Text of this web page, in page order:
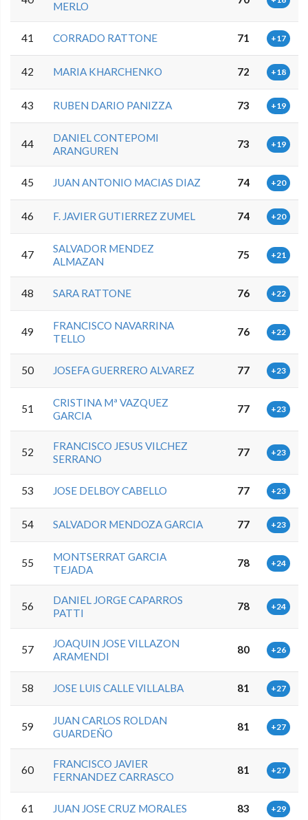
MERLO
41 CORRADO RATTONE 71 +17
42 MARIA KHARCHENKO 72 +18
43 RUBEN DARIO PANIZZA 73 +19
44
DANIEL CONTEPOMI
ARANGUREN
73 +19
45 JUAN ANTONIO MACIAS DIAZ 74 +20
46 F. JAVIER GUTIERREZ ZUMEL 74 +20
47
SALVADOR MENDEZ
ALMAZAN
75 +21
48 SARA RATTONE 76 +22
49
FRANCISCO NAVARRINA
TELLO
76 +22
50 JOSEFA GUERRERO ALVAREZ 77 +23
51
CRISTINA Mª VAZQUEZ
GARCIA
77 +23
52
FRANCISCO JESUS VILCHEZ
SERRANO
77 +23
53 JOSE DELBOY CABELLO 77 +23
54 SALVADOR MENDOZA GARCIA 77 +23
55
MONTSERRAT GARCIA
TEJADA
78 +24
56
DANIEL JORGE CAPARROS
PATTI
78 +24
57
JOAQUIN JOSE VILLAZON
ARAMENDI
80 +26
58 JOSE LUIS CALLE VILLALBA 81 +27
59
JUAN CARLOS ROLDAN
GUARDEÑO
81 +27
60
FRANCISCO JAVIER
FERNANDEZ CARRASCO
81 +27
61 JUAN JOSE CRUZ MORALES 83 +29